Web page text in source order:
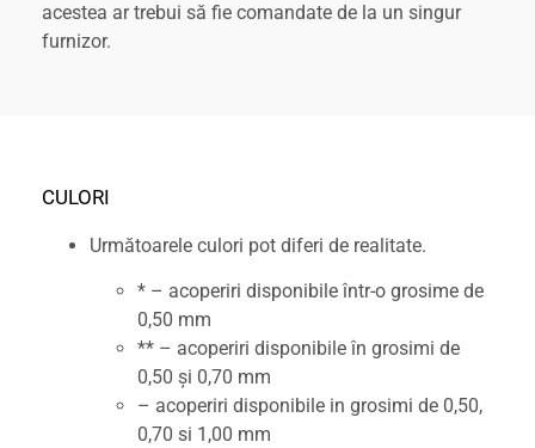
acestea ar trebui să fie comandate de la un singur
furnizor.
CULORI
Următoarele culori pot diferi de realitate.
* – acoperiri disponibile într-o grosime de
0,50 mm
** – acoperiri disponibile în grosimi de
0,50 și 0,70 mm
– acoperiri disponibile in grosimi de 0,50,
0,70 si 1,00 mm